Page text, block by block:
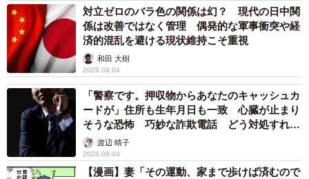
対立ゼロのバラ色の関係は幻？ 現代の日中関
係は改善ではなく管理 偶発的な軍事衝突や経
済的混乱を避ける現状維持こそ重視
和田 大樹
2026.08.04
「警察です。押収物からあなたのキャッシュカ
ードが」住所も生年月日も一致 心臓が止まり
そうな恐怖 巧妙な詐欺電話 どう対処すれ
ば…渡辺 晴子
2026.08.04
【漫画】妻「その運動、家まで歩けば済むので